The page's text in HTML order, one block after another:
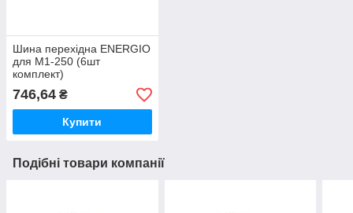
Шина перехідна ENERGIO
для M1-250 (6шт
комплект)
746,64 ₴
Купити
Подібні товари компанії